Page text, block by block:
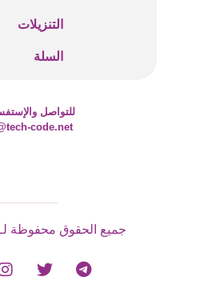
التنزيلات
السلة
للتواصل
code.net
جميع الحقوق محفوظة لـ